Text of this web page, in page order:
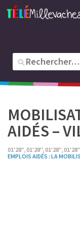
AIDÉS –
01'28'', 01'28'', 01'28'',
EMPLOIS AIDÉS : LA